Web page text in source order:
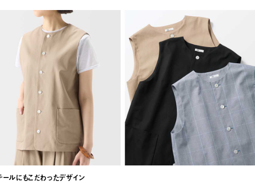
ールにもこだわったデザイン